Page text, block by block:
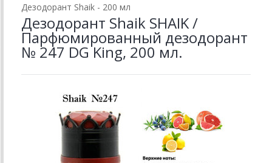
Дезодорант Shaik - 200 мл
Дезодорант Shaik SHAIK /
Парфюмированный дезодорант
№ 247 DG King, 200 мл.